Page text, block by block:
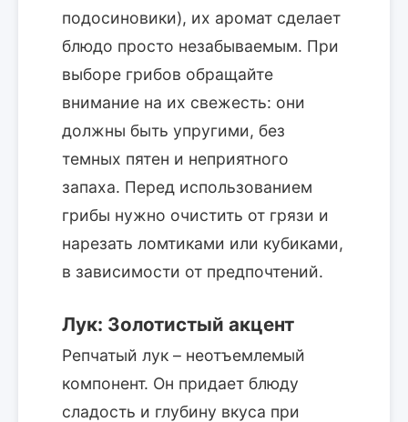
подосиновики), их аромат сделает
блюдо просто незабываемым. При
выборе грибов обращайте
внимание на их свежесть: они
должны быть упругими, без
темных пятен и неприятного
запаха. Перед использованием
грибы нужно очистить от грязи и
нарезать ломтиками или кубиками,
в зависимости от предпочтений.
Лук: Золотистый акцент
Репчатый лук – неотъемлемый
компонент. Он придает блюду
сладость и глубину вкуса при